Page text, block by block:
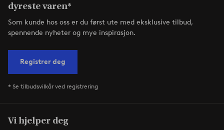
dyreste varen*
Som kunde hos oss er du først ute med eksklusive tilbud,
spennende nyheter og mye inspirasjon.
Registrer deg
* Se tilbudsvilkår ved registrering
Vi hjelper deg